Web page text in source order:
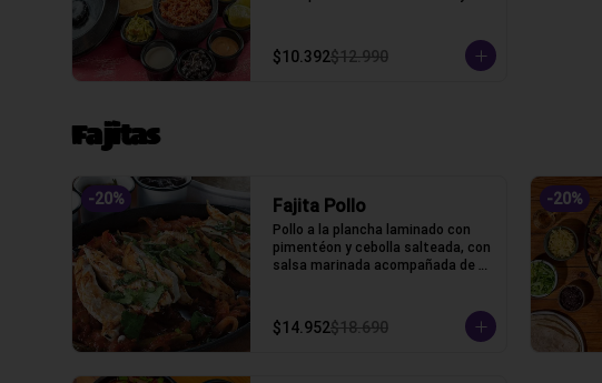
$10.392$12.990
Fajitas
-20% Fajita Pollo
Pollo a la plancha laminado con
pimentéon y cebolla salteada, con
salsa marinada acompañada de
trigo.
$14.952$18.690
-20%